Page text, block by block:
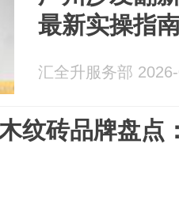
最新实操指
汇全升服务部
纹砖品牌盘点